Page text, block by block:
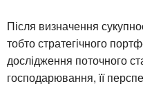
Після визначення
тобто стратегічного
дослідження поточного
господарювання, її